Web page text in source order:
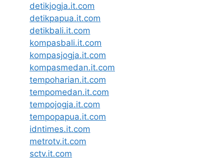
detikjogja.it.com
detikpapua.it.com
detikbali.it.com
kompasbali.it.com
kompasjogja.it.com
kompasmedan.it.com
tempoharian.it.com
tempomedan.it.com
tempojogja.it.com
tempopapua.it.com
idntimes.it.com
metrotv.it.com
sctv.it.com